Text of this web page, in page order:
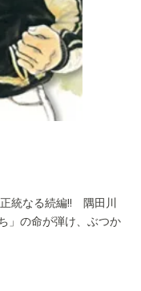
統なる続編!! 隅田川
」の命が弾け、ぶつか